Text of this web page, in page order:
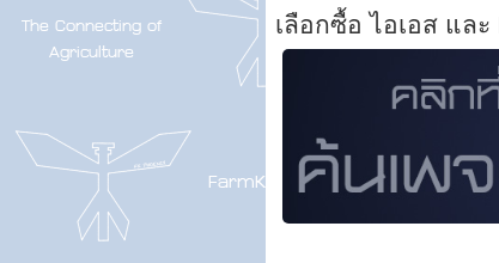
เลือกซื้อ ไอเอส แล